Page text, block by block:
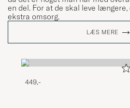
en del. For at de skal leve
ekstra omsorg.
LÆS MERE
449,-